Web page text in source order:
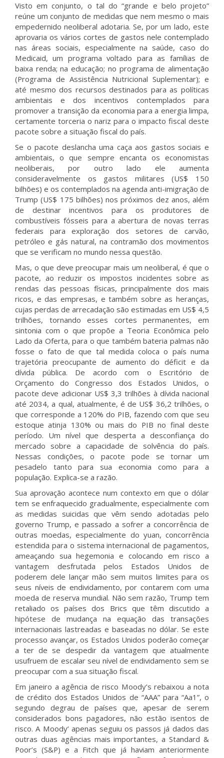
Visto em conjunto, o tal do “grande e belo projeto”
reúne um conjunto de medidas que nem mesmo o mais
empedernido neoliberal adotaria. Se, por um lado, este
aprovaria os vários cortes de gastos nele contemplado
nas áreas sociais, especialmente na saúde, caso do
Medicaid, um programa voltado para as famílias de
baixa renda; na educação; no programa de alimentação
(Programa de Assistência Nutricional Suplementar); e
até mesmo dos recursos destinados para as políticas
ambientais e dos incentivos contemplados para
promover a transição da economia para a energia limpa,
certamente torceria o nariz para o impacto fiscal deste
pacote sobre a situação fiscal do país.
Se o pacote deslancha uma caça aos gastos sociais e
ambientais, o que sempre encanta os economistas
neoliberais, por outro lado ele aumenta
consideravelmente os gastos militares (US$ 150
bilhões) e os contemplados na agenda anti-imigração de
Trump (US$ 175 bilhões) nos próximos dez anos, além
de destinar incentivos para os produtores de
combustíveis fósseis para a abertura de novas terras
federais para exploração dos setores de carvão,
petróleo e gás natural, na contramão dos movimentos
que se verificam no mundo nessa questão.
Mas, o que deve preocupar mais um neoliberal, é que o
pacote, ao reduzir os impostos incidentes sobre as
rendas das pessoas físicas, principalmente dos mais
ricos, e das empresas, e também sobre as heranças,
cujas perdas de arrecadação são estimadas em US$ 4,5
trilhões, tornando esses cortes permanentes, em
sintonia com o que propõe a Teoria Econômica pelo
Lado da Oferta, para o que também bateria palmas não
fosse o fato de que tal medida coloca o país numa
trajetória preocupante de aumento do déficit e da
dívida pública. De acordo com o Escritório de
Orçamento do Congresso dos Estados Unidos, o
pacote deve adicionar US$ 3,3 trilhões à dívida nacional
até 2034, a qual, atualmente, é de US$ 36,2 trilhões, o
que corresponde a 120% do PIB, fazendo com que seu
estoque atinja 130% ou mais do PIB no final deste
período. Um nível que desperta a desconfiança do
mercado sobre a capacidade de solvência do país.
Nessas condições, o pacote pode se tornar um
pesadelo tanto para sua economia como para a
população. Explica-se a razão.
Sua aprovação acontece num contexto em que o dólar
tem se enfraquecido gradualmente, especialmente com
as medidas suicidas que vêm sendo adotadas pelo
governo Trump, e passado a sofrer a concorrência de
outras moedas, especialmente do yuan, concorrência
estendida para o sistema internacional de pagamentos,
ameaçando sua hegemonia e colocando em risco a
vantagem desfrutada pelos Estados Unidos de
poderem dele lançar mão sem muitos limites para os
seus níveis de endividamento, por contarem com uma
moeda de reserva mundial. Não sem razão, Trump tem
retaliado os países dos Brics que têm discutido a
hipótese de mudança na equação das transações
internacionais lastreadas e baseadas no dólar. Se este
processo avançar, os Estados Unidos poderão começar
a ter de se despedir da vantagem que atualmente
usufruem de escalar seu nível de endividamento sem se
preocupar com a sua situação fiscal.
Em janeiro a agência de risco Moody’s rebaixou a nota
de crédito dos Estados Unidos de “AAA” para “Aa1”, o
segundo degrau de países que, apesar de serem
considerados bons pagadores, não estão isentos de
risco. A Moody’ apenas seguiu os passos já dados das
outras duas agências mais importantes, a Standard &
Poor’s (S&P) e a Fitch que já haviam anteriormente